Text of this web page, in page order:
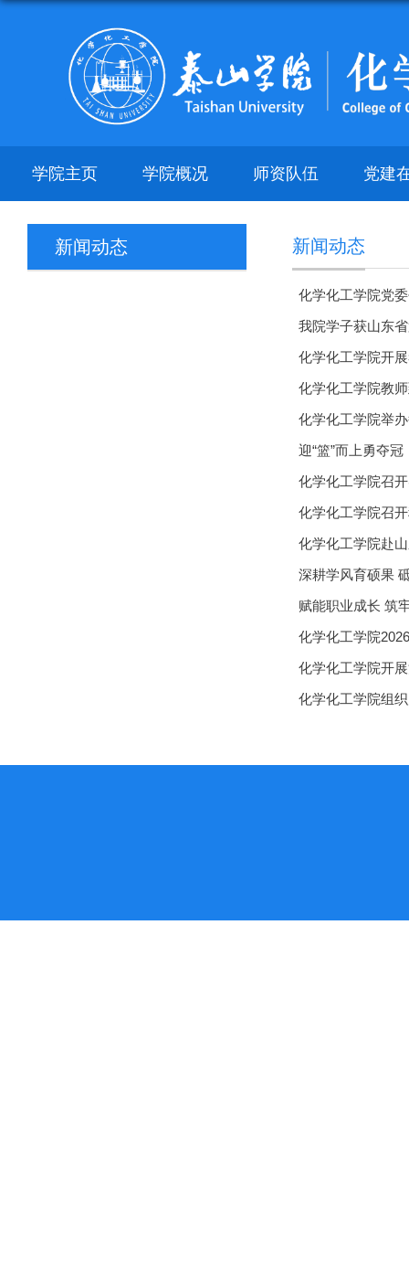
学院主页 学院概况 师资队伍 党建
新闻动态 新闻动态
化学化工学院党
我院学子获山东
化学化工学院开
化学化工学院教
化学化工学院举
迎“篮”而上勇夺
化学化工学院召
化学化工学院召
化学化工学院赴
深耕学风育硕果
赋能职业成长 筑
化学化工学院
化学化工学院开
化学化工学院组